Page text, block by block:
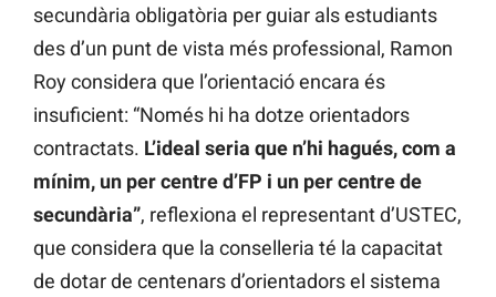
secundària obligatòria per guiar als estudiants
des d’un punt de vista més professional, Ramon
Roy considera que l’orientació encara és
insuficient: “Només hi ha dotze orientadors
contractats. L’ideal seria que n’hi hagués, com a
mínim, un per centre d’FP i un per centre de
secundària”, reflexiona el representant d’USTEC,
que considera que la conselleria té la capacitat
de dotar de centenars d’orientadors el sistema